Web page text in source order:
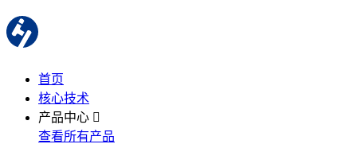
首页
核心技术
产品中心
查看所有产品